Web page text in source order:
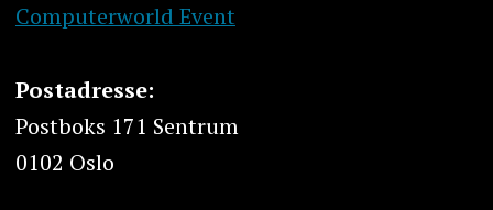
Computerworld Event
Postadresse:
Postboks 171 Sentrum
0102 Oslo